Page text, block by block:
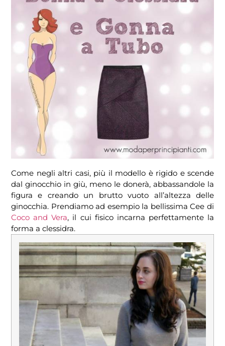
Come negli altri casi, più il modello è rigido e scende
dal ginocchio in giù, meno le donerà, abbassandole la
figura e creando un brutto vuoto all’altezza delle
ginocchia. Prendiamo ad esempio la bellissima Cee di
Coco and Vera, il cui fisico incarna perfettamente la
forma a clessidra.